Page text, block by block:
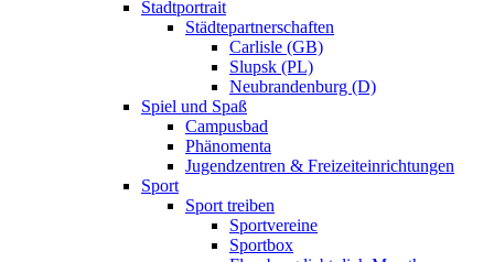
Stadtportrait
Städtepartnerschaften
Carlisle (GB)
Slupsk (PL)
Neubrandenburg (D)
Spiel und Spaß
Campusbad
Phänomenta
Jugendzentren & Freizeiteinrichtungen
Sport
Sport treiben
Sportvereine
Sportbox